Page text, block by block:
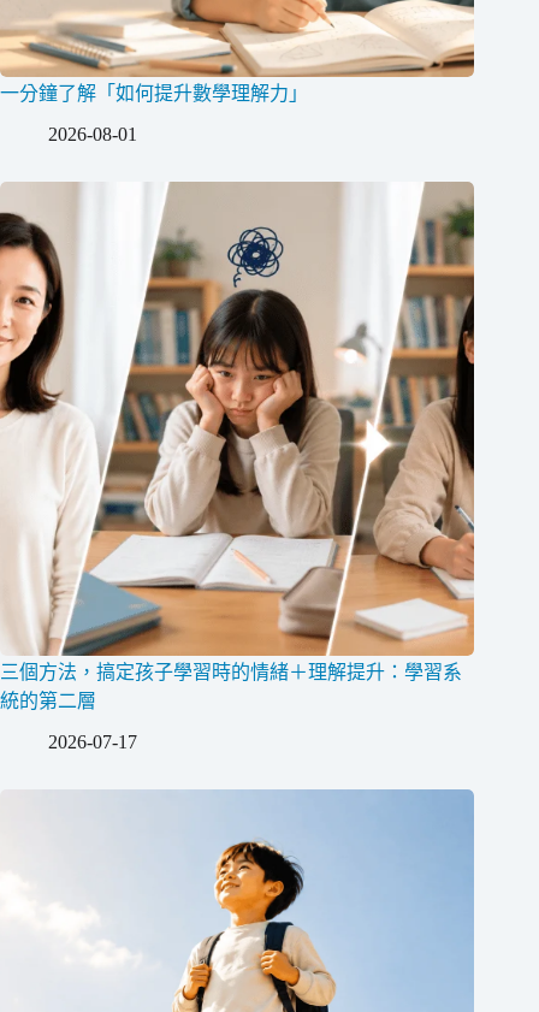
一分鐘了解「如何提升數學理解力」
2026-08-01
三個方法，搞定孩子學習時的情緒＋理解提升：學習系
統的第二層
2026-07-17